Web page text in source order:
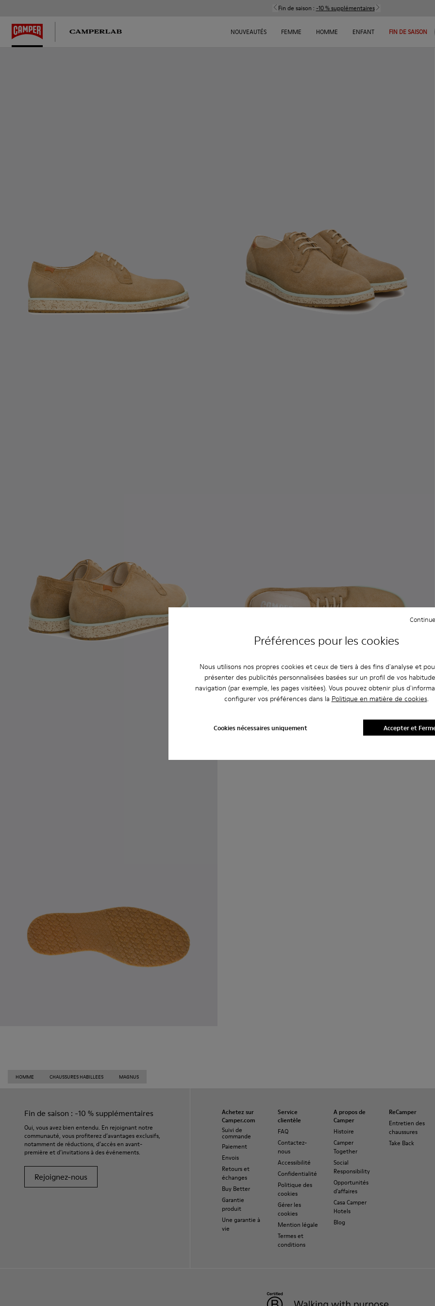
Préférences pour les cookies
Nous utilisons nos propres cookies et ceux de tiers à des fins d'analyse et
présenter des publicités personnalisées basées sur un profil de vos
navigation (par exemple, les pages visitées). Vous pouvez obtenir plus
configurer vos préférences dans la Politique en matière de cookies.
Cookies nécessaires uniquement Accepter et
Fin de saison : -10 % supplémentaires
NOUVEAUTÉS FEMME HOMME ENFANT FIN DE SAISON
HOMME CHAUSSURES HABILLEES MAGNUS
Fin de saison : -10 % supplémentaires
Oui, vous avez bien entendu. En rejoignant notre
communauté, vous profiterez d’avantages exclusifs,
notamment de réductions, d’accès en avant-
première et d’invitations à des événements.
Rejoignez-nous
Achetez sur
Camper.com
Suivi de
commande
Paiement
Envois
Retours et
échanges
Buy Better
Garantie
produit
Une garantie à
vie
Service
clientèle
FAQ
Contactez-
nous
Accessibilité
Confidentialité
Politique des
cookies
Gérer les
cookies
Mention légale
Termes et
conditions
A propos de
Camper
Histoire
Camper
Together
Social
Responsibility
Opportunités
d'affaires
Casa Camper
Hotels
Blog
ReCamper
Entretien des
chaussures
Take Back